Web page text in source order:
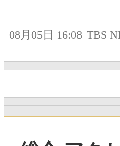
08月05日 16:08 TBS